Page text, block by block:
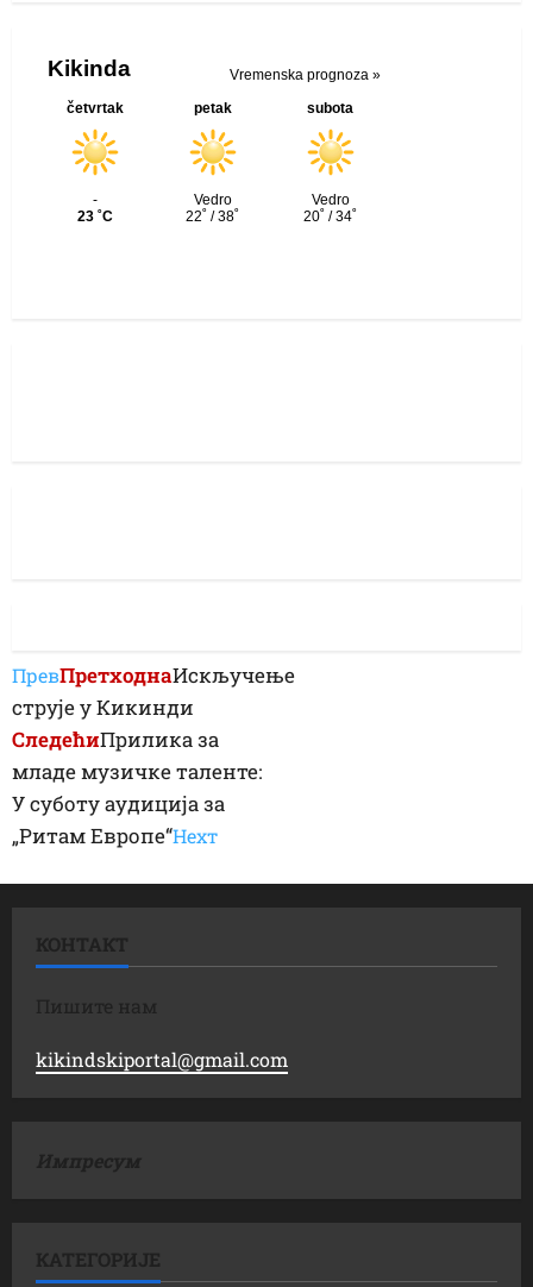
ПревПретходнаИскључење
струје у Кикинди
СледећиПрилика за
младе музичке таленте:
У суботу аудиција за
„Ритам Европе“Неxт
КОНТАКТ
Пишите нам
kikindskiportal@gmail.com
Импресум
КАТЕГОРИЈЕ